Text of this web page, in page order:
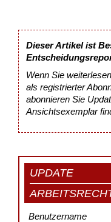
Dieser Artikel ist
Wenn Sie
als registrierter
abonnieren Sie
Ansichtsexemplar
UPDATE
Benutzername